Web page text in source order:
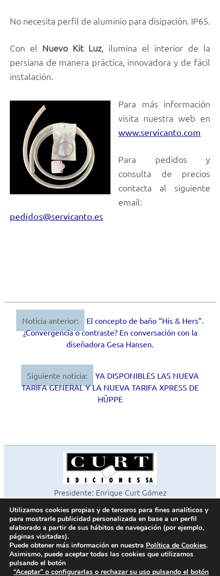
No necesita perfil de aluminio para disipación. IP65.
Con el Nuevo Kit Luz, ilumina el interior de la
persiana de manera práctica, innovadora y de fácil
instalación.
Para más información
visita nuestra web en
www.servicanto.com
Para pedidos y
consulta de precios
contacta al siguiente
email:
pedidos@servicanto.es
Navegación
Noticia anterior:
El concepto de baño “His & Hers”.
¿Convergencia o contraste? En conversación con la
diseñadora Gesa Hansen.
Siguiente noticia:
YA DISPONIBLES LAS NUEVA
TARIFA GENERAL Y LA NUEVA TARIFA XPRESS DE
HÜPPE
Presidente: Enrique Curt Gómez
©2026 Revista Cocinas y Baños
Todos los derechos reservados
Paseo de Gracia, 63. 1º 2ª. 08008 Barcelona -
Fax 933 183 505
Utilizamos cookies propias y de terceros para fines analíticos y
para mostrarle publicidad personalizada en base a un perfil
elaborado a partir de sus hábitos de navegación (por ejemplo,
páginas visitadas).
Puede obtener más información en nuestra Política de Cookies.
Asimismo, puede aceptar todas las cookies que utilizamos
pulsando el botón
“Aceptar” o configurarlas o rechazar su uso pulsando el botón